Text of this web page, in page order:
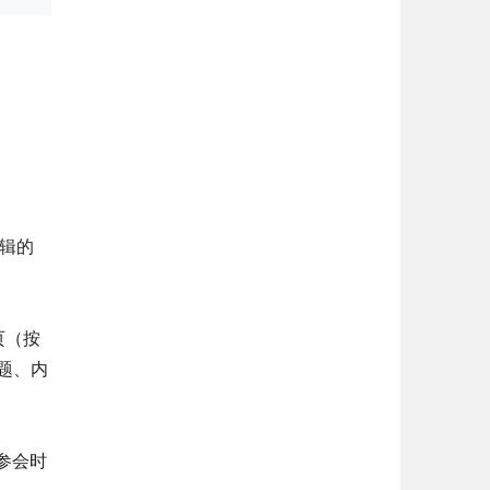
的
（按
、内
会时